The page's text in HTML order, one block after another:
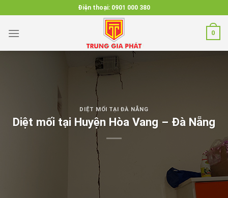
to
content
Điện thoại: 0901 000 380
0
DIỆT MỐI TẠI ĐÀ NẴNG
Diệt mối tại Huyện Hòa Vang – Đà Nẵng